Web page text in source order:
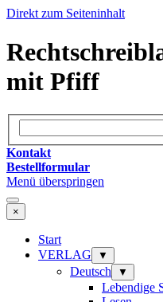
Direkt zum Seiteninhalt
mit Pfiff
Kontakt
Bestellformular
Menü überspringen
×
Start
VERLAG
▼
Deutsch ▼
Lebendige